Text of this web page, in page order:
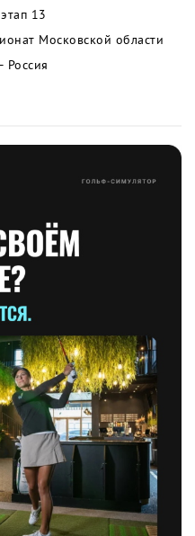
13
Московской области
Россия